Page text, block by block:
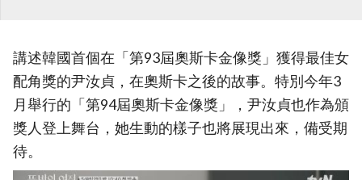
講述韓國首個在「第93屆奧斯卡金像獎」獲得最佳女
配角獎的尹汝貞，在奧斯卡之後的故事。特別今年3
月舉行的「第94屆奧斯卡金像獎」，尹汝貞也作為頒
獎人登上舞台，她生動的樣子也將展現出來，備受期
待。